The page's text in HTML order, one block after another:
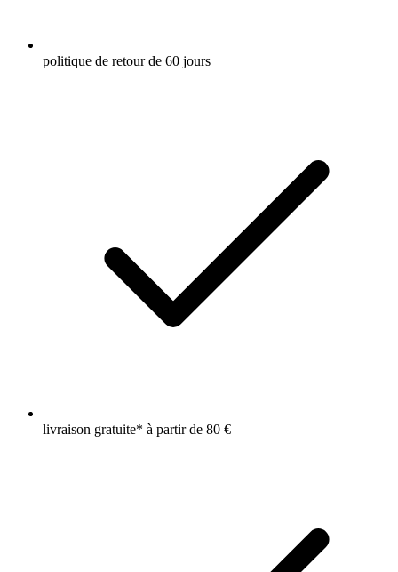
politique de retour de 60 jours
livraison gratuite* à partir de 80 €